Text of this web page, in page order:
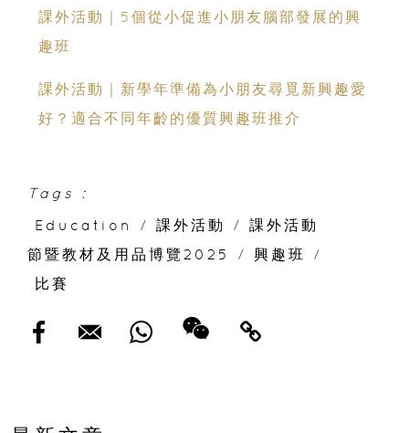
課外活動｜5個從小促進小朋友腦部發展的興
趣班
課外活動｜新學年準備為小朋友尋覓新興趣愛
好？適合不同年齡的優質興趣班推介
Tags :
Education
/ 課外活動 /
課外活動
節暨教材及用品博覽2025
/ 興趣班
/
比賽